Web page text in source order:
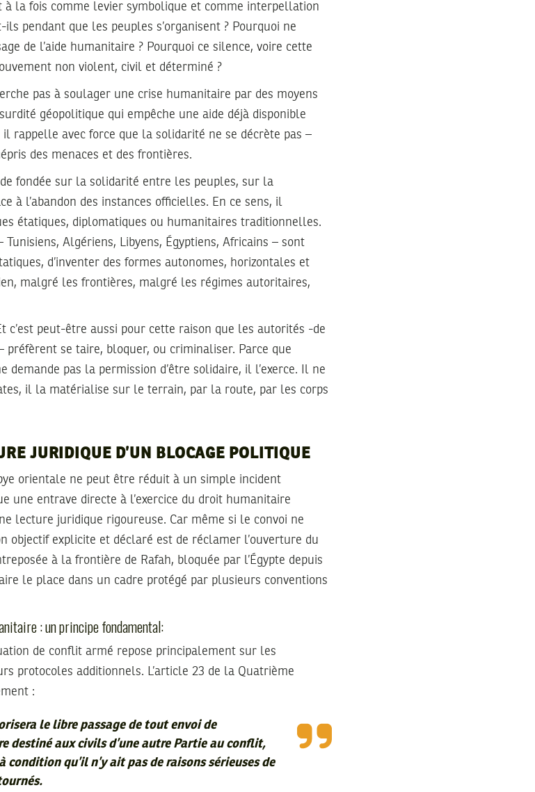
à la fois comme levier symbolique et comme interpellation
pendant que les peuples s’organisent ? Pourquoi ne
de l’aide humanitaire ? Pourquoi ce silence, voire cette
non violent, civil et déterminé ?
pas à soulager une crise humanitaire par des moyens
géopolitique qui empêche une aide déjà disponible
il rappelle avec force que la solidarité ne se décrète pas –
des menaces et des frontières.
fondée sur la solidarité entre les peuples, sur la
à l’abandon des instances officielles. En ce sens, il
étatiques, diplomatiques ou humanitaires traditionnelles.
Algériens, Libyens, Égyptiens, Africains – sont
d’inventer des formes autonomes, horizontales et
malgré les frontières, malgré les régimes autoritaires,
c’est peut-être aussi pour cette raison que les autorités -de
préfèrent se taire, bloquer, ou criminaliser. Parce que
demande pas la permission d’être solidaire, il l’exerce. Il ne
il la matérialise sur le terrain, par la route, par les corps
JURIDIQUE D’UN BLOCAGE POLITIQUE
orientale ne peut être réduit à un simple incident
une entrave directe à l’exercice du droit humanitaire
lecture juridique rigoureuse. Car même si le convoi ne
objectif explicite et déclaré est de réclamer l’ouverture du
à la frontière de Rafah, bloquée par l’Égypte depuis
le place dans un cadre protégé par plusieurs conventions
: un principe fondamental:
de conflit armé repose principalement sur les
protocoles additionnels. L’article 23 de la Quatrième
:
le libre passage de tout envoi de
destiné aux civils d’une autre Partie au conflit,
condition qu’il n’y ait pas de raisons sérieuses de